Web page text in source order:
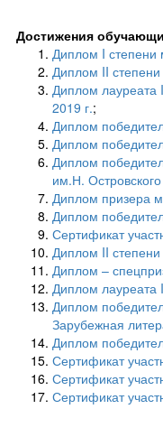
Достижения
Диплом I степени
Диплом II степени
Диплом лауреата
2019 г.;
Диплом
Диплом
Диплом
им.Н.
Диплом призера
Диплом
Сертификат
Диплом II степени
Диплом –
Диплом лауреата
Диплом
Зарубежная
Диплом
Сертификат
Сертификат
Сертификат